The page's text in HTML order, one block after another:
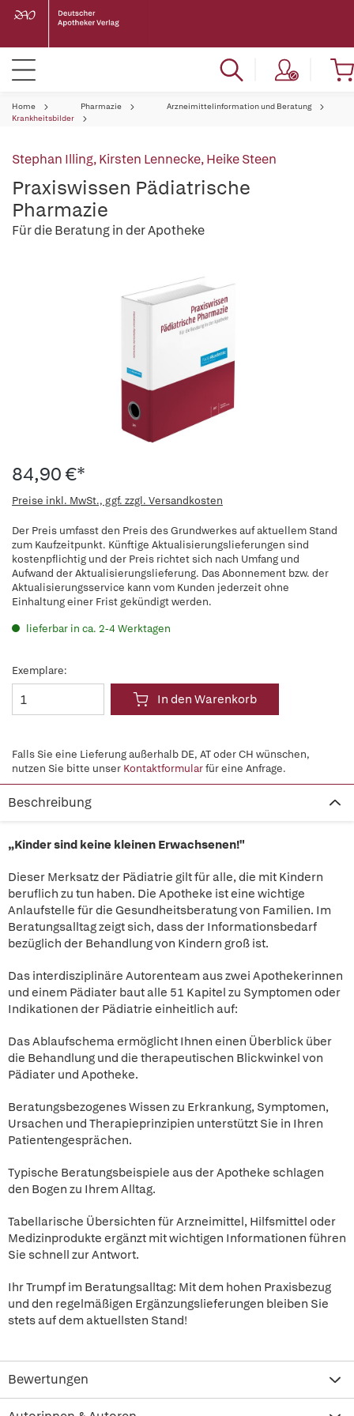
Home Pharmazie
Arzneimittelinformation und Beratung
Krankheitsbilder
Stephan Illing,Kirsten Lennecke,Heike Steen
Praxiswissen Pädiatrische
Pharmazie
Für die Beratung in der Apotheke
84,90 €*
Preise inkl. MwSt., ggf. zzgl. Versandkosten
Der Preis umfasst den Preis des Grundwerkes auf aktuellem Stand
zum Kaufzeitpunkt. Künftige Aktualisierungslieferungen sind
kostenpflichtig und der Preis richtet sich nach Umfang und
Aufwand der Aktualisierungslieferung. Das Abonnement bzw. der
Aktualisierungsservice kann vom Kunden jederzeit ohne
Einhaltung einer Frist gekündigt werden.
lieferbar in ca. 2-4 Werktagen
Exemplare:
In den Warenkorb
Falls Sie eine Lieferung außerhalb DE, AT oder CH wünschen,
nutzen Sie bitte unser Kontaktformularfür eine Anfrage.
Beschreibung
„Kinder sind keine kleinen Erwachsenen!"
Dieser Merksatz der Pädiatrie gilt für alle, die mit Kindern
beruflich zu tun haben. Die Apotheke ist eine wichtige
Anlaufstelle für die Gesundheitsberatung von Familien. Im
Beratungsalltag zeigt sich, dass der Informationsbedarf
bezüglich der Behandlung von Kindern groß ist.
Das interdisziplinäre Autorenteam aus zwei Apothekerinnen
und einem Pädiater baut alle 51 Kapitel zu Symptomen oder
Indikationen der Pädiatrie einheitlich auf:
Das Ablaufschema ermöglicht Ihnen einen Überblick über
die Behandlung und die therapeutischen Blickwinkel von
Pädiater und Apotheke.
Beratungsbezogenes Wissen zu Erkrankung, Symptomen,
Ursachen und Therapieprinzipien unterstützt Sie in Ihren
Patientengesprächen.
Typische Beratungsbeispiele aus der Apotheke schlagen
den Bogen zu Ihrem Alltag.
Tabellarische Übersichten für Arzneimittel, Hilfsmittel oder
Medizinprodukte ergänzt mit wichtigen Informationen führen
Sie schnell zur Antwort.
Ihr Trumpf im Beratungsalltag: Mit dem hohen Praxisbezug
und den regelmäßigen Ergänzungslieferungen bleiben Sie
stets auf dem aktuellsten Stand!
Bewertungen